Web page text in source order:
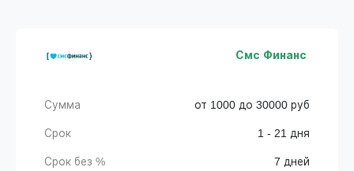
Смс Финанс
Сумма от 1000 до 30000 руб
Срок 1 - 21 дня
Срок без % 7 дней